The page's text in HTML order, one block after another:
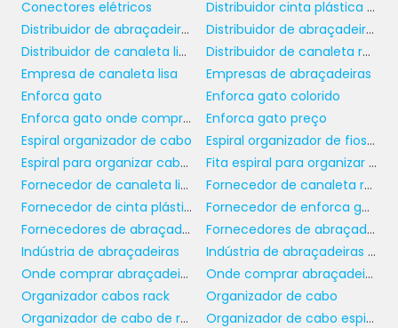
Abraçadeiras vêm em diferentes larguras e
comprimentos, e a escolha de um tamanho
apropriado é crucial para garantir a eficácia
da fixação. Uma abraçadeira muito pequena
pode não segurar os itens adequadamente,
enquanto uma muito grande pode não
oferecer a tensão necessária.
Outro ponto importante é a temperatura de
operação. Algumas abraçadeiras de nylon
são projetadas para suportar temperaturas
extremas, enquanto outras funcionam melhor
em condições de temperatura ambiente.
Caso seus produtos serão expostos a
ambientes muito quentes ou frios, opte por
Conectores elétricos
Distribuidor cinta plástica de nylon
Distribuidor de abraçadeira de nylon
Distribuidor de abraçadeiras
Distribuidor de canaleta lisa
Distribuidor de canaleta recorte aberto
Empresa de canaleta lisa
Empresas de abraçadeiras
Enforca gato
Enforca gato colorido
Enforca gato onde comprar
Enforca gato preço
Espiral organizador de cabo
Espiral organizador de fios e cabos
Espiral para organizar cabos
Fita espiral para organizar cabos
Fornecedor de canaleta lisa
Fornecedor de canaleta recorte aberto
Fornecedor de cinta plástica
Fornecedor de enforca gato
Fornecedores de abraçadeira com furo de fixação
Fornecedores de abraçadeiras de nylon
Indústria de abraçadeiras
Indústria de abraçadeiras plásticas
Onde comprar abraçadeiras
Onde comprar abraçadeiras para amarração paralela
Organizador cabos rack
Organizador de cabo
Organizador de cabo de rede
Organizador de cabo espiral